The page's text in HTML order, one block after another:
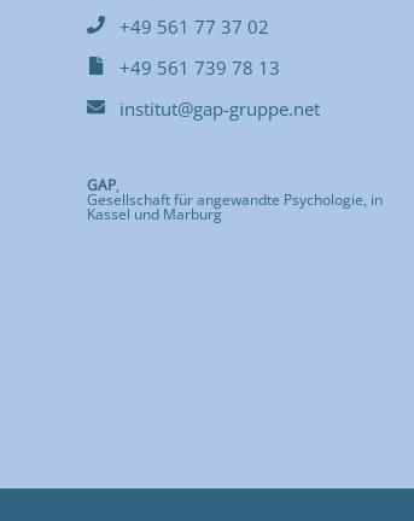
+49 561 77 37 02
+49 561 739 78 13
institut@gap-gruppe.net
GAP,
Gesellschaft für angewandte Psychologie, in
Kassel und Marburg